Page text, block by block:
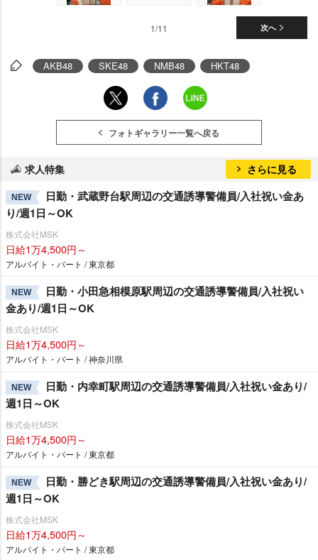
次へ
1/11
AKB48 SKE48 NMB48 HKT48
フォトギャラリー一覧へ戻る
求人特集 さらに見る
NEW
日勤・武蔵野台駅周辺の交通誘導警備員/入社祝い金あ
り/週1日～OK
株式会社MSK
日給1万4,500円～
アルバイト・パート / 東京都
NEW
日勤・小田急相模原駅周辺の交通誘導警備員/入社祝い
金あり/週1日～OK
株式会社MSK
日給1万4,500円～
アルバイト・パート / 神奈川県
NEW
日勤・内幸町駅周辺の交通誘導警備員/入社祝い金あり/
週1日～OK
株式会社MSK
日給1万4,500円～
アルバイト・パート / 東京都
NEW
日勤・勝どき駅周辺の交通誘導警備員/入社祝い金あり/
週1日～OK
株式会社MSK
日給1万4,500円～
アルバイト・パート / 東京都